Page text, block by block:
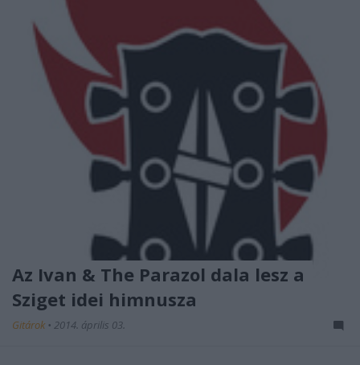
Az Ivan & The Parazol dala lesz a
Sziget idei himnusza
Gitárok • 2014. április 03.